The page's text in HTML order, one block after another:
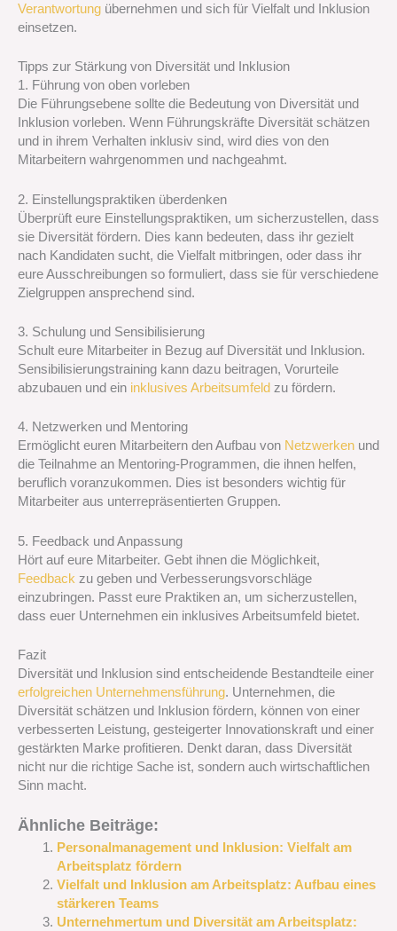
Verantwortung übernehmen und sich für Vielfalt und Inklusion
einsetzen.
Tipps zur Stärkung von Diversität und Inklusion
1. Führung von oben vorleben
Die Führungsebene sollte die Bedeutung von Diversität und
Inklusion vorleben. Wenn Führungskräfte Diversität schätzen
und in ihrem Verhalten inklusiv sind, wird dies von den
Mitarbeitern wahrgenommen und nachgeahmt.
2. Einstellungspraktiken überdenken
Überprüft eure Einstellungspraktiken, um sicherzustellen, dass
sie Diversität fördern. Dies kann bedeuten, dass ihr gezielt
nach Kandidaten sucht, die Vielfalt mitbringen, oder dass ihr
eure Ausschreibungen so formuliert, dass sie für verschiedene
Zielgruppen ansprechend sind.
3. Schulung und Sensibilisierung
Schult eure Mitarbeiter in Bezug auf Diversität und Inklusion.
Sensibilisierungstraining kann dazu beitragen, Vorurteile
abzubauen und ein inklusives Arbeitsumfeld zu fördern.
4. Netzwerken und Mentoring
Ermöglicht euren Mitarbeitern den Aufbau von Netzwerken und
die Teilnahme an Mentoring-Programmen, die ihnen helfen,
beruflich voranzukommen. Dies ist besonders wichtig für
Mitarbeiter aus unterrepräsentierten Gruppen.
5. Feedback und Anpassung
Hört auf eure Mitarbeiter. Gebt ihnen die Möglichkeit,
Feedback zu geben und Verbesserungsvorschläge
einzubringen. Passt eure Praktiken an, um sicherzustellen,
dass euer Unternehmen ein inklusives Arbeitsumfeld bietet.
Fazit
Diversität und Inklusion sind entscheidende Bestandteile einer
erfolgreichen Unternehmensführung. Unternehmen, die
Diversität schätzen und Inklusion fördern, können von einer
verbesserten Leistung, gesteigerter Innovationskraft und einer
gestärkten Marke profitieren. Denkt daran, dass Diversität
nicht nur die richtige Sache ist, sondern auch wirtschaftlichen
Sinn macht.
Ähnliche Beiträge:
Personalmanagement und Inklusion: Vielfalt am
Arbeitsplatz fördern
Vielfalt und Inklusion am Arbeitsplatz: Aufbau eines
stärkeren Teams
Unternehmertum und Diversität am Arbeitsplatz: